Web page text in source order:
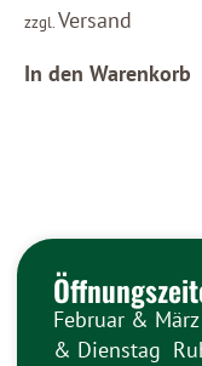
zzgl.Versand
In den Warenkorb
Februar &
& Dienstag